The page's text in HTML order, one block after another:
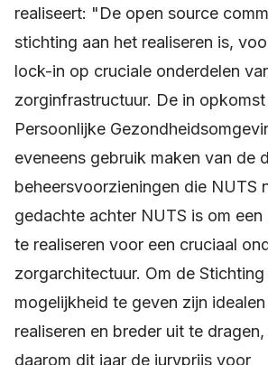
realiseert: "De open source
stichting aan het realiseren is,
lock-in op cruciale onderdelen
zorginfrastructuur. De in
Persoonlijke
eveneens gebruik maken van de
beheersvoorzieningen die NUTS
gedachte achter NUTS is om
te realiseren voor een cruciaal
zorgarchitectuur. Om de
mogelijkheid te geven zijn
realiseren en breder uit te
daarom dit jaar de juryprijs voor